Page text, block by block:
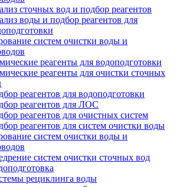
сточных вод и подбор реагентов
воды и подбор реагентов для
систем очистки воды и
реагенты для водоподготовки
реагенты для очистки сточных
реагентов для водоподготовки
реагентов для ЛОС
реагентов для очистных систем
реагентов для систем очистки воды
систем очистки воды и
систем очистки сточных вод
рециклинга воды